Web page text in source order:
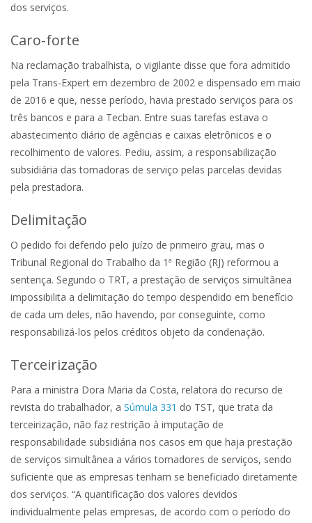
dos serviços.
Caro-forte
Na reclamação trabalhista, o vigilante disse que fora admitido
pela Trans-Expert em dezembro de 2002 e dispensado em maio
de 2016 e que, nesse período, havia prestado serviços para os
três bancos e para a Tecban. Entre suas tarefas estava o
abastecimento diário de agências e caixas eletrônicos e o
recolhimento de valores. Pediu, assim, a responsabilização
subsidiária das tomadoras de serviço pelas parcelas devidas
pela prestadora.
Delimitação
O pedido foi deferido pelo juízo de primeiro grau, mas o
Tribunal Regional do Trabalho da 1ª Região (RJ) reformou a
sentença. Segundo o TRT, a prestação de serviços simultânea
impossibilita a delimitação do tempo despendido em benefício
de cada um deles, não havendo, por conseguinte, como
responsabilizá-los pelos créditos objeto da condenação.
Terceirização
Para a ministra Dora Maria da Costa, relatora do recurso de
revista do trabalhador, a Súmula 331 do TST, que trata da
terceirização, não faz restrição à imputação de
responsabilidade subsidiária nos casos em que haja prestação
de serviços simultânea a vários tomadores de serviços, sendo
suficiente que as empresas tenham se beneficiado diretamente
dos serviços. “A quantificação dos valores devidos
individualmente pelas empresas, de acordo com o período do